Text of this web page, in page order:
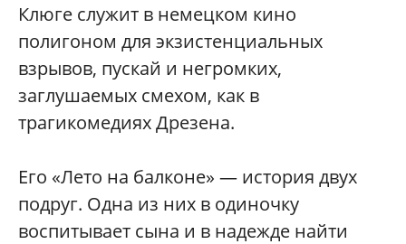
Клюге служит в немецком кино
полигоном для экзистенциальных
взрывов, пускай и негромких,
заглушаемых смехом, как в
трагикомедиях Дрезена.
Его «Лето на балконе» — история двух
подруг. Одна из них в одиночку
воспитывает сына и в надежде найти